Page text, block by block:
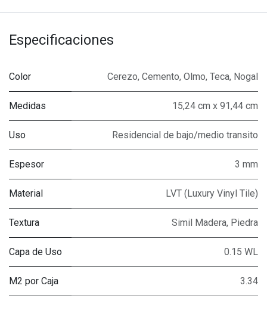
Especificaciones
Color Cerezo, Cemento, Olmo, Teca, Nogal
Medidas 15,24 cm x 91,44 cm
Uso Residencial de bajo/medio transito
Espesor 3 mm
Material LVT (Luxury Vinyl Tile)
Textura Simil Madera, Piedra
Capa de Uso 0.15 WL
M2 por Caja 3.34